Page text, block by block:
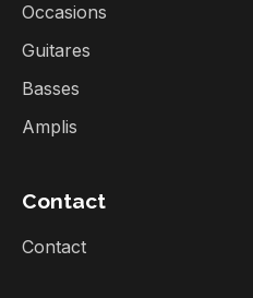
Occasions
Guitares
Basses
Amplis
Contact
Contact